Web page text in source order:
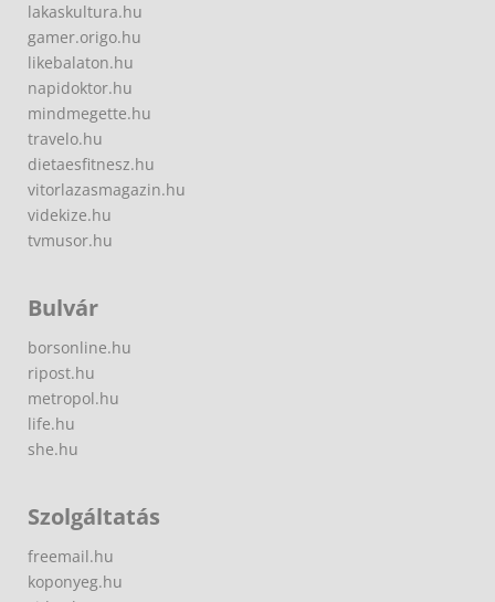
lakaskultura.hu
gamer.origo.hu
likebalaton.hu
napidoktor.hu
mindmegette.hu
travelo.hu
dietaesfitnesz.hu
vitorlazasmagazin.hu
videkize.hu
tvmusor.hu
Bulvár
borsonline.hu
ripost.hu
metropol.hu
life.hu
she.hu
Szolgáltatás
freemail.hu
koponyeg.hu